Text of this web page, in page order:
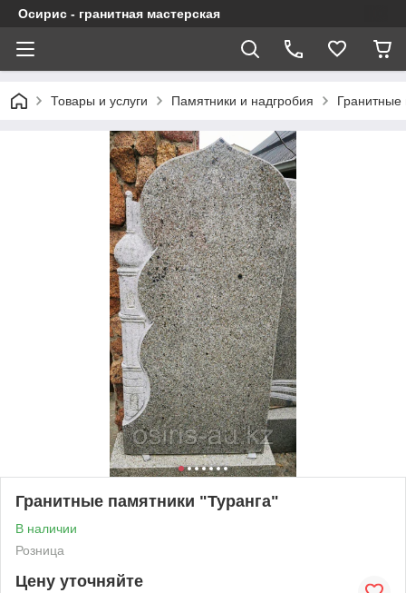
Осирис - гранитная мастерская
Товары и услуги Памятники и надгробия Гранитные
Гранитные памятники "Туранга"
В наличии
Розница
Цену уточняйте